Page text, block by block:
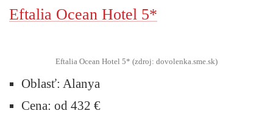
Eftalia Ocean Hotel 5*
Eftalia Ocean Hotel 5* (zdroj: dovolenka.sme.sk)
Oblasť: Alanya
Cena: od 432 €